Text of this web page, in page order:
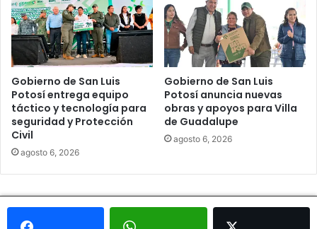
Gobierno de San Luis
Potosí entrega equipo
táctico y tecnología para
seguridad y Protección
Civil
agosto 6, 2026
Gobierno de San Luis
Potosí anuncia nuevas
obras y apoyos para Villa
de Guadalupe
agosto 6, 2026
© Copyright 2026, Todos los derechos reservados - Metrópoli